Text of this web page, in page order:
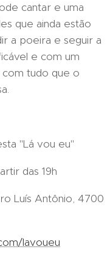
cantar e uma
que ainda estão
a poeira e seguir a
e com um
com tudo que o
"Lá vou eu"
das 19h
Luís Antônio, 4700
lavoueu